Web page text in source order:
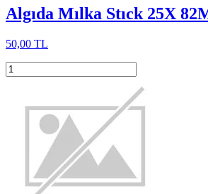
Algıda Mılka Stıck 25X
50,00 TL